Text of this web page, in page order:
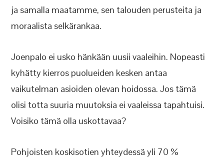
ja samalla maatamme, sen talouden perusteita ja
moraalista selkärankaa.
Joenpalo ei usko hänkään uusii vaaleihin. Nopeasti
kyhätty kierros puolueiden kesken antaa
vaikutelman asioiden olevan hoidossa. Jos tämä
olisi totta suuria muutoksia ei vaaleissa tapahtuisi.
Voisiko tämä olla uskottavaa?
Pohjoisten koskisotien yhteydessä yli 70 %